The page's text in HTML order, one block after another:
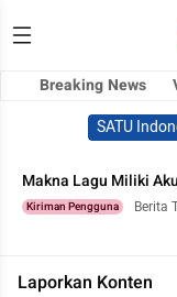
Breaking News
SATU
Makna Lagu Miliki
Kiriman Pengguna Berita
Laporkan Konten